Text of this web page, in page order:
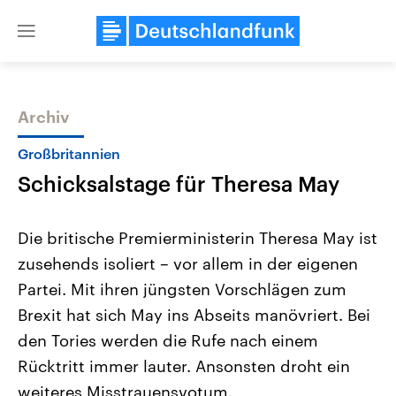
Close
Themen
Landtagswahl Sachsen-Anhalt
2026
Alle Informationen
Sachsen-Anhalt wählt am 6.
September 2026 einen neuen
Bundesland von einer Koalition aus
USA
Aktuelle Beiträge,
Hintergründe
Wirtschaftlich und
gehören die Vereinigten
Archiv
Großbritannien
Schicksalstage für Theresa May
Die britische Premierministerin Theresa May ist
zusehends isoliert – vor allem in der eigenen
Partei. Mit ihren jüngsten Vorschlägen zum
Brexit hat sich May ins Abseits manövriert. Bei
den Tories werden die Rufe nach einem
Rücktritt immer lauter. Ansonsten droht ein
weiteres Misstrauensvotum.